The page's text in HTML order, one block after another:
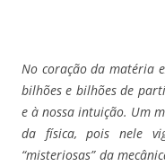
No coração da matéria
bilhões e bilhões de
e à nossa intuição. Um
da física, pois nele
“misteriosas” da